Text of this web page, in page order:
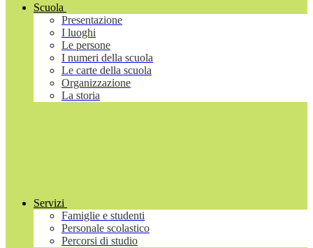
Scuola
Presentazione
I luoghi
Le persone
I numeri della scuola
Le carte della scuola
Organizzazione
La storia
Servizi
Famiglie e studenti
Personale scolastico
Percorsi di studio